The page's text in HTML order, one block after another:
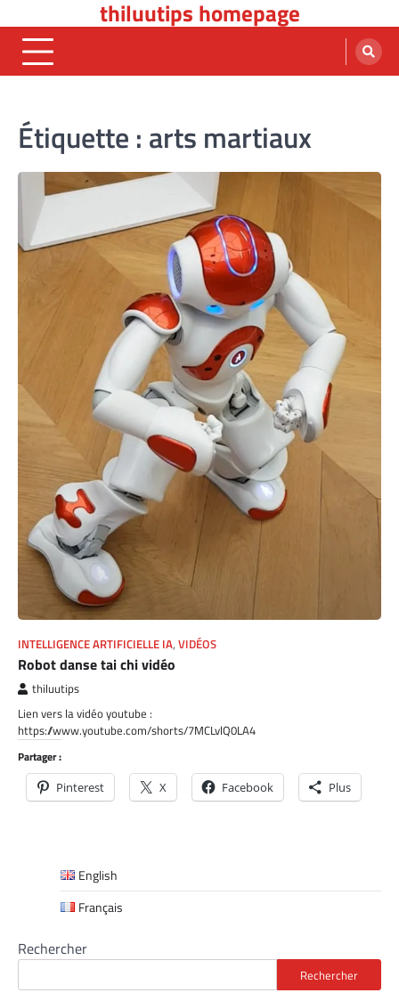
to
content
thiluutips homepage
Étiquette : arts martiaux
INTELLIGENCE ARTIFICIELLE IA, VIDÉOS
Robot danse tai chi vidéo
thiluutips
Lien vers la vidéo youtube :
https://www.youtube.com/shorts/7MCLvlQ0LA4
Partager :
Pinterest X Facebook Plus
English
Français
Rechercher
Rechercher